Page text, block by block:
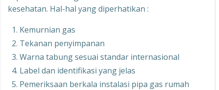
kesehatan. Hal-hal yang diperhatikan :
Kemurnian gas
Tekanan penyimpanan
Warna tabung sesuai standar internasional
Label dan identifikasi yang jelas
Pemeriksaan berkala instalasi pipa gas rumah